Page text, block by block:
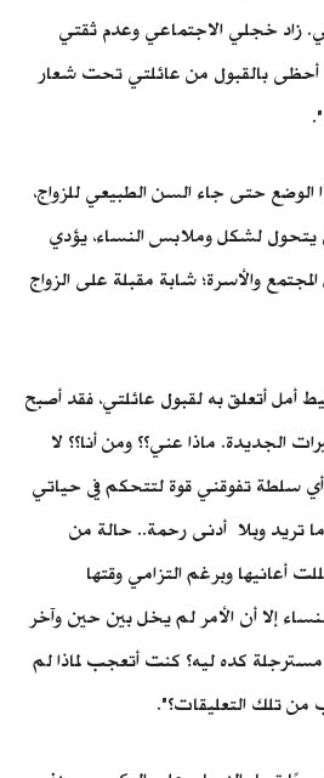
زاد خجلي الاجتماعي وعدم ثقتي
أحظى بالقبول من عائلتي تحت شعار
حتى جاء السن الطبيعي للزواج،
يتحول لشكل وملابس النساء، يؤدي
والأسرة؛ شابة مقبلة على الزواج
أمل أتعلق به لقبول عائلتي، فقد أصبح
الجديدة. ماذا عني؟؟ ومن أنا؟؟ لا
أي سلطة تفوقني قوة لتتحكم في حياتي
تريد وبلا أدنى رحمة.. حالة من
أعانيها وبرغم التزامي وقتها
إلا أن الأمر لم يخل بين حين وآخر
كده ليه؟ كنت أتعجب لماذا لم
من تلك التعليقات؟".